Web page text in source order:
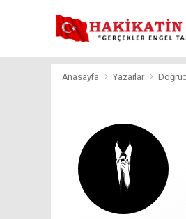
Anasayfa Yazarlar